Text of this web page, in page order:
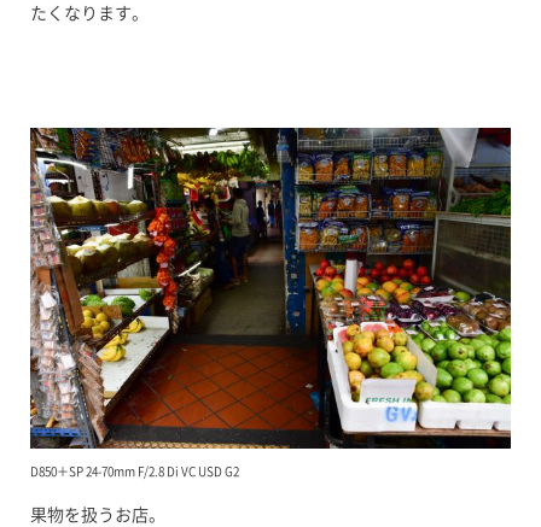
たくなります。
D850＋SP 24-70mm F/2.8 Di VC USD G2
果物を扱うお店。